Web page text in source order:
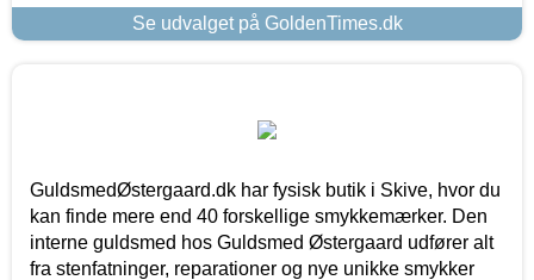
Se udvalget på GoldenTimes.dk
GuldsmedØstergaard.dk har fysisk butik i Skive, hvor du
kan finde mere end 40 forskellige smykkemærker. Den
interne guldsmed hos Guldsmed Østergaard udfører alt
fra stenfatninger, reparationer og nye unikke smykker